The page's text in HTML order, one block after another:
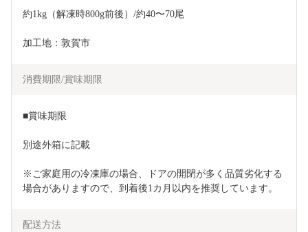
約1kg（解凍時800g前後）/約40〜70尾
加工地：敦賀市
消費期限/賞味期限
■賞味期限
別途外箱に記載
※ご家庭用の冷凍庫の場合、ドアの開閉が多く品質劣化する
場合がありますので、到着後1カ月以内を推奨しています。
配送方法